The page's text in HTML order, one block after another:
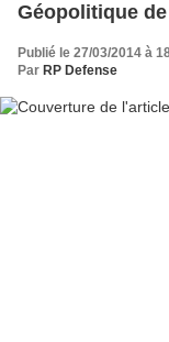
Géopolitique de
Publié le 27/03/2014 à
Par RP Defense